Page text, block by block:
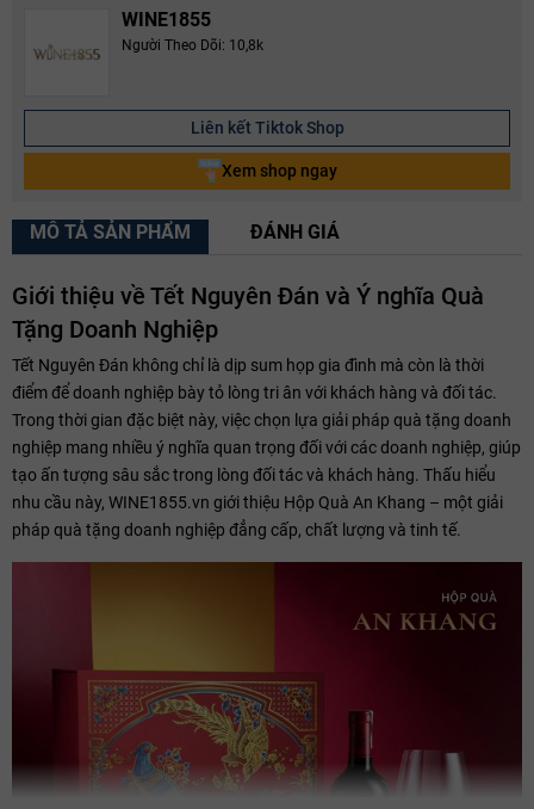
WINE1855
Người Theo Dõi: 10,8k
Liên kết Tiktok Shop
Xem shop ngay
MÔ TẢ SẢN PHẨM ĐÁNH GIÁ
Giới thiệu về Tết Nguyên Đán và Ý nghĩa Quà
Tặng Doanh Nghiệp
Tết Nguyên Đán không chỉ là dịp sum họp gia đình mà còn là thời
điểm để doanh nghiệp bày tỏ lòng tri ân với khách hàng và đối tác.
Trong thời gian đặc biệt này, việc chọn lựa giải pháp quà tặng doanh
nghiệp mang nhiều ý nghĩa quan trọng đối với các doanh nghiệp, giúp
tạo ấn tượng sâu sắc trong lòng đối tác và khách hàng. Thấu hiểu
nhu cầu này, WINE1855.vn giới thiệu Hộp Quà An Khang – một giải
pháp quà tặng doanh nghiệp đẳng cấp, chất lượng và tinh tế.